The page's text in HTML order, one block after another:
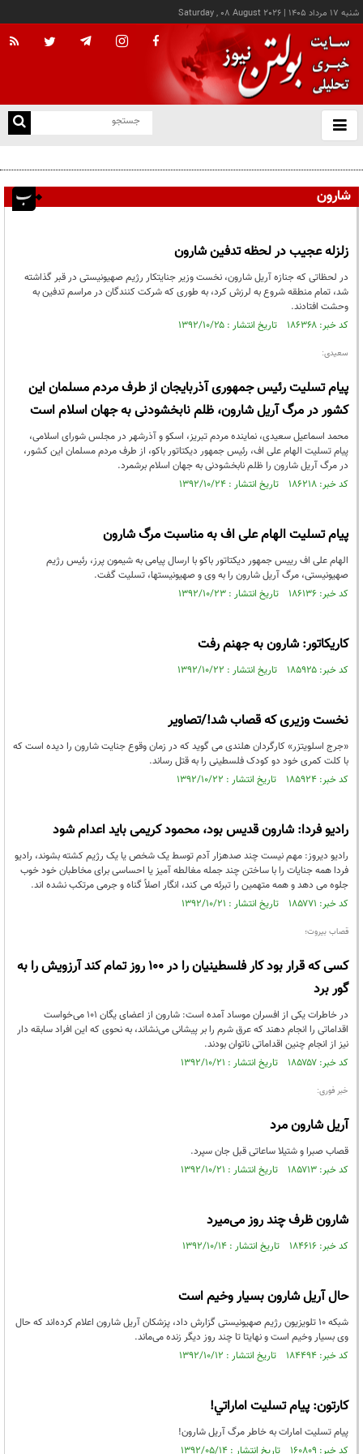
شنبه ۱۷ مرداد ۱۴۰۵ |
Saturday , 08 August 2026
باز
و
شارون
زلزله عجیب در لحظه تدفین شارون
در لحظاتی که جنازه آریل شارون، نخست وزیر جنایتکار رژیم صهیونیستی در قبر گذاشته
شد، تمام منطقه شروع به لرزش کرد، به طوری که شرکت کنندگان در مراسم تدفین به
وحشت افتادند.
کد خبر: ۱۸۶۳۶۸ تاریخ انتشار : ۱۳۹۲/۱۰/۲۵
سعیدی:
پیام تسلیت رئیس جمهوری آذربایجان از طرف مردم مسلمان این
کشور در مرگ آریل شارون، ظلم نابخشودنی به جهان اسلام است
محمد اسماعیل سعیدی، نماینده مردم تبریز، اسکو و آذرشهر در مجلس شورای اسلامی،
پیام تسلیت الهام علی اف، رئیس جمهور دیکتاتور باکو، از طرف مردم مسلمان این کشور،
در مرگ آریل شارون را ظلم نابخشودنی به جهان اسلام برشمرد.
کد خبر: ۱۸۶۲۱۸ تاریخ انتشار : ۱۳۹۲/۱۰/۲۴
پیام تسلیت الهام علی اف به مناسبت مرگ شارون
الهام علی اف رییس جمهور دیکتاتور باکو با ارسال پیامی به شیمون پرز، رئیس رژیم
صهیونیستی، مرگ آریل شارون را به وی و صهیونیستها، تسلیت گفت.
کد خبر: ۱۸۶۱۳۶ تاریخ انتشار : ۱۳۹۲/۱۰/۲۳
کاریکاتور: شارون به جهنم رفت
کد خبر: ۱۸۵۹۲۵ تاریخ انتشار : ۱۳۹۲/۱۰/۲۲
نخست وزیری که قصاب شد!/تصاویر
«جرج اسلویتزر» کارگردان هلندی می گوید که در زمان وقوع جنایت شارون را دیده است که
با کلت کمری خود دو کودک فلسطینی را به قتل رساند.
کد خبر: ۱۸۵۹۲۴ تاریخ انتشار : ۱۳۹۲/۱۰/۲۲
رادیو فردا: شارون قدیس بود، محمود کریمی باید اعدام شود
رادیو دیروز: مهم نیست چند صدهزار آدم توسط یک شخص یا یک رژیم کشته بشوند، رادیو
فردا همه جنایات را با ساختن چند جمله مغالطه آمیز یا احساسی برای مخاطبان خود خوب
جلوه می دهد و همه متهمین را تبرئه می کند، انگار اصلاً گناه و جرمی مرتکب نشده اند.
کد خبر: ۱۸۵۷۷۱ تاریخ انتشار : ۱۳۹۲/۱۰/۲۱
قصاب بیروت؛
کسی که قرار بود کار فلسطینیان را در ۱۰۰ روز تمام کند آرزویش را به
گور برد
در خاطرات یکی از افسران موساد آمده است: شارون از اعضای یگان 101 می‌خواست
اقداماتی را انجام دهند که عرق شرم را بر پیشانی می‌نشاند، به نحوی که این افراد سابقه دار
نیز از انجام چنین اقداماتی ناتوان بودند.
کد خبر: ۱۸۵۷۵۷ تاریخ انتشار : ۱۳۹۲/۱۰/۲۱
خبر فوری:
آریل شارون مرد
قصاب صبرا و شتیلا ساعاتی قبل جان سپرد.
کد خبر: ۱۸۵۷۱۳ تاریخ انتشار : ۱۳۹۲/۱۰/۲۱
شارون ظرف چند روز می‌میرد
کد خبر: ۱۸۴۶۱۶ تاریخ انتشار : ۱۳۹۲/۱۰/۱۴
حال آریل شارون بسیار وخیم است
شبکه 10 تلویزیون رژیم صهیونیستی گزارش داد، پزشکان آریل شارون اعلام کرده‌اند که حال
وی بسیار وخیم است و نهایتا تا چند روز دیگر زنده می‌ماند.
کد خبر: ۱۸۴۴۹۴ تاریخ انتشار : ۱۳۹۲/۱۰/۱۲
کارتون: پیام تسلیت اماراتي!
پیام تسلیت امارات به خاطر مرگ آریل شارون!
کد خبر: ۱۶۰۸۰۹ تاریخ انتشار : ۱۳۹۲/۰۵/۱۴